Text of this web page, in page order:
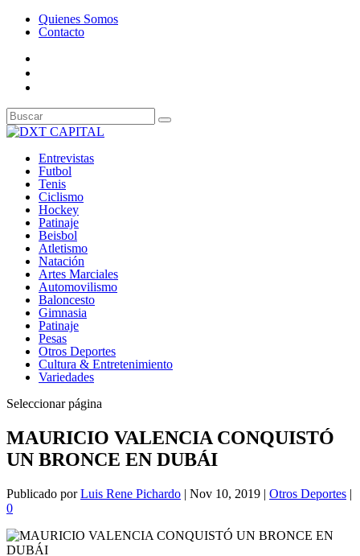
Quienes Somos
Contacto
Entrevistas
Futbol
Tenis
Ciclismo
Hockey
Patinaje
Beisbol
Atletismo
Natación
Artes Marciales
Automovilismo
Baloncesto
Gimnasia
Patinaje
Pesas
Otros Deportes
Cultura & Entretenimiento
Variedades
Seleccionar página
MAURICIO VALENCIA CONQUISTÓ
UN BRONCE EN DUBÁI
Publicado porLuis Rene Pichardo | Nov 10, 2019 | Otros Deportes |
0